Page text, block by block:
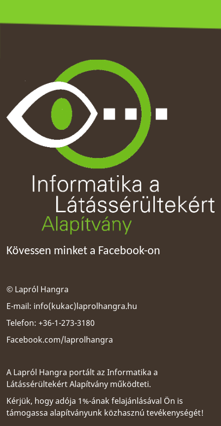
Kövessen minket a Facebook-on
© Lapról Hangra
E-mail: info(kukac)laprolhangra.hu
Telefon: +36-1-273-3180
Facebook.com/laprolhangra
A Lapról Hangra portált azInformatika a
Látássérültekért Alapítvány működteti.
Kérjük, hogy adója 1%-ának felajánlásával Ön is
támogassa alapítványunk közhasznú tevékenységét!